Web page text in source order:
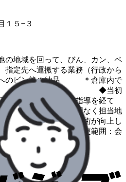
１５−３
の地域を回って、びん、カン、ペ
定先へ運搬する業務（行政から
へのビン等の納品 ＊倉庫内で
分別作業 ◆当初
きます。その後添乗指導を経て
◆段階を経て無理なく担当地
仕事を通じ て運転技術が向上し
い合せ下さい。「変更範囲：会
管理
らう